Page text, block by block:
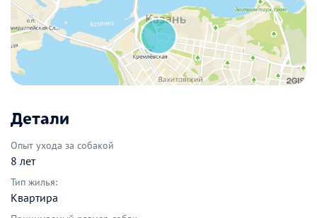
Детали
Опыт ухода за собакой
8 лет
Тип жилья:
Квартира